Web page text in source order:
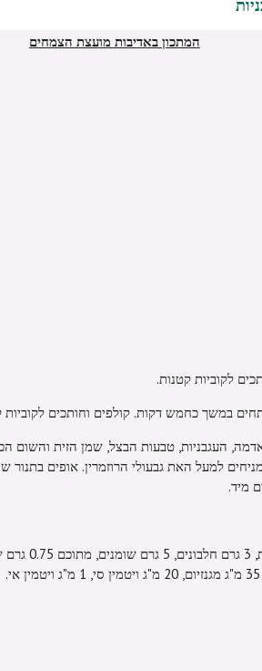
המתכון באדיבות מועצת הצמחים
לקוביות קטנות.
במשך כחמש דקות. קולפים וחותכים לקוביות
העגבניות, טבעות הבצל, שמן הזית והשום